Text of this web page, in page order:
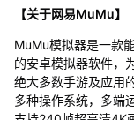
【关于网易MuMu】
MuMu模拟器是一款
的安卓模拟器软件，
绝大多数手游及应用
多种操作系统，多端